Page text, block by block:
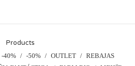
Products
-40% -50% OUTLET
REBAJAS